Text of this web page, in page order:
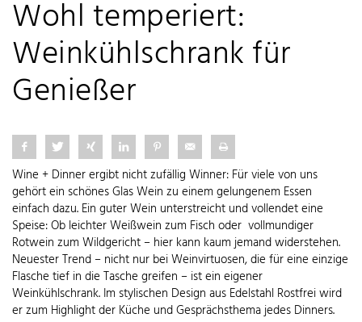
Wohl temperiert:
Weinkühlschrank für
Genießer
Wine + Dinner ergibt nicht zufällig Winner: Für viele von uns
gehört ein schönes Glas Wein zu einem gelungenem Essen
einfach dazu. Ein guter Wein unterstreicht und vollendet eine
Speise: Ob leichter Weißwein zum Fisch oder vollmundiger
Rotwein zum Wildgericht – hier kann kaum jemand widerstehen.
Neuester Trend – nicht nur bei Weinvirtuosen, die für eine einzige
Flasche tief in die Tasche greifen – ist ein eigener
Weinkühlschrank. Im stylischen Design aus Edelstahl Rostfrei wird
er zum Highlight der Küche und Gesprächsthema jedes Dinners.